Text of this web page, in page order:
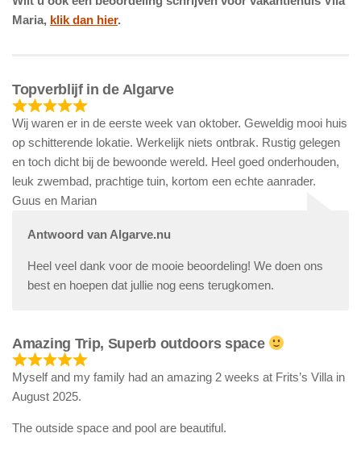
Maria, klik dan hier.
Topverblijf in de Algarve
Wij waren er in de eerste week van oktober. Geweldig mooi huis
op schitterende lokatie. Werkelijk niets ontbrak. Rustig gelegen
en toch dicht bij de bewoonde wereld. Heel goed onderhouden,
leuk zwembad, prachtige tuin, kortom een echte aanrader.
Guus en Marian
Antwoord van Algarve.nu
Heel veel dank voor de mooie beoordeling! We doen ons
best en hoepen dat jullie nog eens terugkomen.
Amazing Trip, Superb outdoors space
Myself and my family had an amazing 2 weeks at Frits’s Villa in
August 2025.
The outside space and pool are beautiful.